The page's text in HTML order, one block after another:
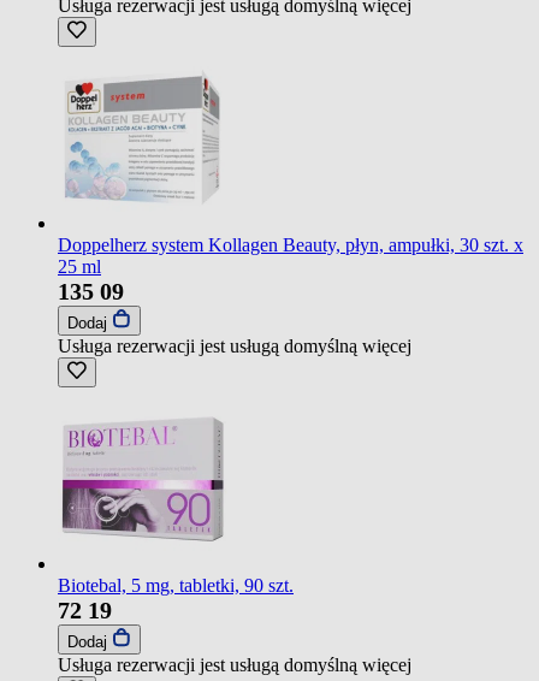
Usługa rezerwacji jest usługą domyślną więcej
Doppelherz system Kollagen Beauty, płyn, ampułki, 30 szt. x
25 ml
135 09
Dodaj
Usługa rezerwacji jest usługą domyślną więcej
Biotebal, 5 mg, tabletki, 90 szt.
72 19
Dodaj
Usługa rezerwacji jest usługą domyślną więcej